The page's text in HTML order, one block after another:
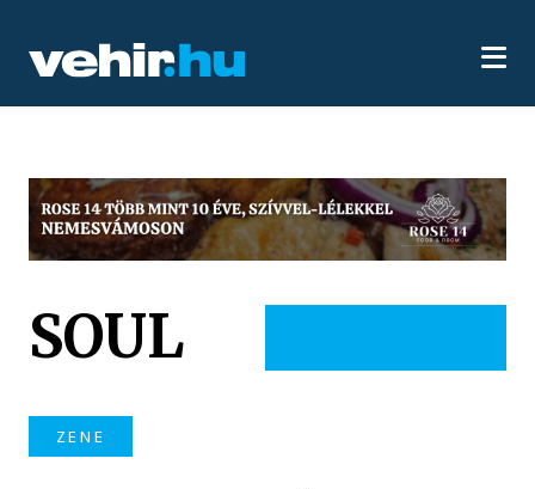
SOUL
ZENE